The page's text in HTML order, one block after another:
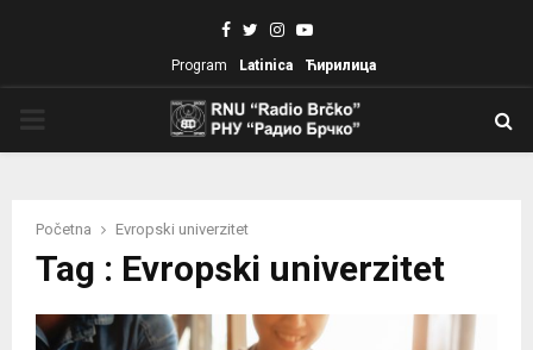
Facebook
TwitterInstagram
Youtube
Program Latinica Ћирилица
Početna Evropski univerzitet
Tag : Evropski univerzitet